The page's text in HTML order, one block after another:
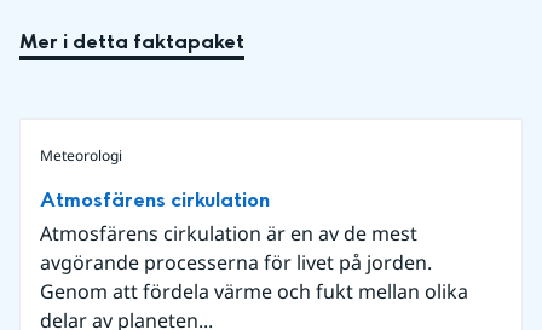
Mer i detta faktapaket
Meteorologi
Atmosfärens cirkulation
Atmosfärens cirkulation är en av de mest
avgörande processerna för livet på jorden.
Genom att fördela värme och fukt mellan olika
delar av planeten...